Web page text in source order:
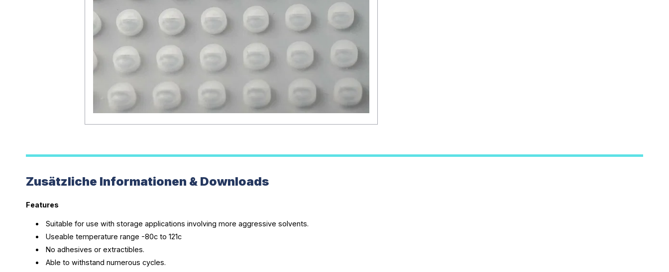
Zusätzliche Informationen & Downloads
Features
Suitable for use with storage applications involving more aggressive solvents.
Useable temperature range -80c to 121c
No adhesives or extractibles.
Able to withstand numerous cycles.